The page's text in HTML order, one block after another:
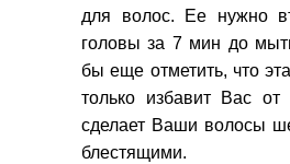
для волос. Ее нужно
головы за 7 мин до
бы еще отметить, что
только избавит Вас
сделает Ваши волосы
блестящими.